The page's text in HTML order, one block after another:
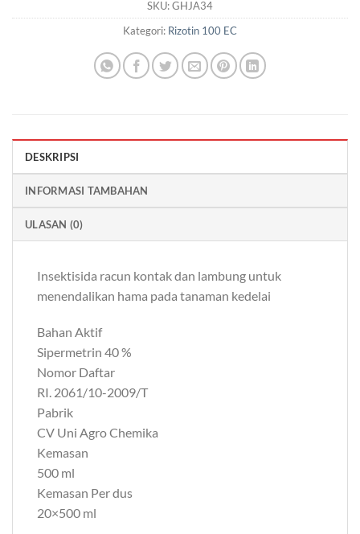
SKU:GHJA34
Kategori: Rizotin 100 EC
DESKRIPSI
INFORMASI TAMBAHAN
ULASAN (0)
Insektisida racun kontak dan lambung untuk
menendalikan hama pada tanaman kedelai
Bahan Aktif
Sipermetrin 40 %
Nomor Daftar
RI. 2061/10-2009/T
Pabrik
CV Uni Agro Chemika
Kemasan
500 ml
Kemasan Per dus
20×500 ml